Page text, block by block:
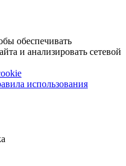
обеспечивать
и анализировать сетевой
использования